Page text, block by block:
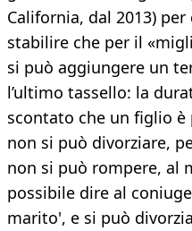
California, dal 2013)
stabilire che per il
si può aggiungere un
l’ultimo tassello: la
scontato che un figlio
non si può divorziare,
non si può rompere, al
possibile dire al
marito', e si può